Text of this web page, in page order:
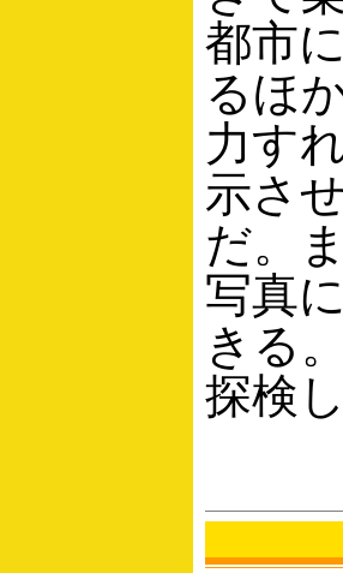
都市
るほ
力す
示さ
だ。
写真
きる
探検